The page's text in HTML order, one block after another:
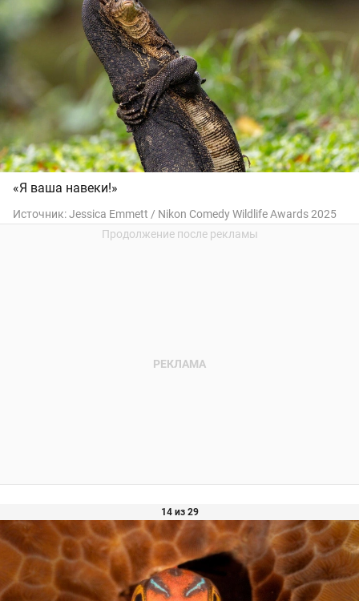
«Я ваша навеки!»
Источник:Jessica Emmett / Nikon Comedy Wildlife Awards 2025
14 из 29